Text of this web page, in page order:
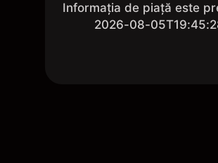
Informația de piață este
2026-08-